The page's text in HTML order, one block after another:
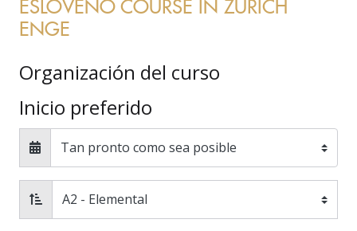
ENGE
Organización del curso
Inicio preferido